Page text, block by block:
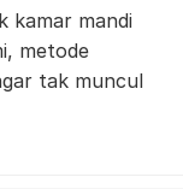
kamar mandi
metode
tak muncul